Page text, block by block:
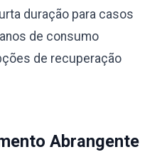
duração para casos
de consumo
de recuperação
Abrangente